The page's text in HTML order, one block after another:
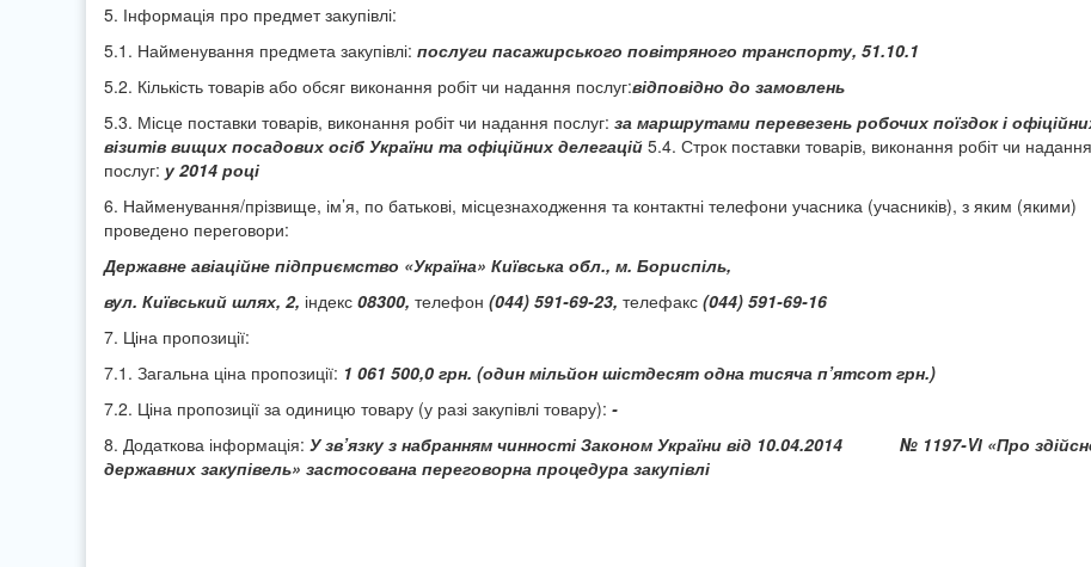
5. Інформація про предмет закупівлі:
5.1. Найменування предмета закупівлі: послуги пасажирського повітряного транспорту, 51.10.1
5.2. Кількість товарів або обсяг виконання робіт чи надання послуг:відповідно до замовлень
5.3. Місце поставки товарів, виконання робіт чи надання послуг: за маршрутами перевезень робочих поїздок і
візитів вищих посадових осіб України та офіційних делегацій 5.4. Строк поставки товарів, виконання робіт чи надання
послуг: у 2014 році
6. Найменування/прізвище, ім’я, по батькові, місцезнаходження та контактні телефони учасника (учасників), з яким (якими)
проведено переговори:
Державне авіаційне підприємство «Україна» Київська обл., м. Бориспіль,
вул. Київський шлях, 2, індекс 08300, телефон (044) 591-69-23, телефакс (044) 591-69-16
7. Ціна пропозиції:
7.1. Загальна ціна пропозиції: 1 061 500,0 грн. (один мільйон шістдесят одна тисяча п’ятсот грн.)
7.2. Ціна пропозиції за одиницю товару (у разі закупівлі товару): -
8. Додаткова інформація: У зв’язку з набранням чинності Законом України від 10.04.2014 № 1197-VІ «Про
державних закупівель» застосована переговорна процедура закупівлі